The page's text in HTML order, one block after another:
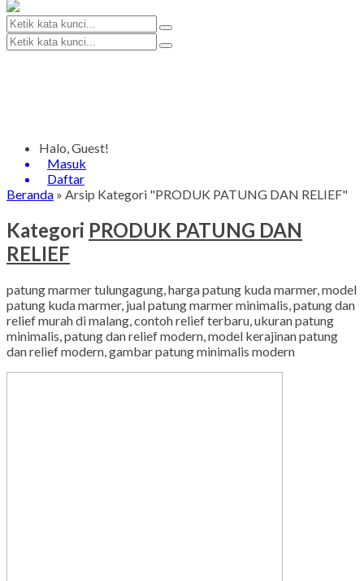
Halo, Guest!
Masuk
Daftar
Beranda » Arsip Kategori "PRODUK PATUNG DAN RELIEF"
Kategori PRODUK PATUNG DAN
RELIEF
patung marmer tulungagung, harga patung kuda marmer, model
patung kuda marmer, jual patung marmer minimalis, patung dan
relief murah di malang, contoh relief terbaru, ukuran patung
minimalis, patung dan relief modern, model kerajinan patung
dan relief modern, gambar patung minimalis modern